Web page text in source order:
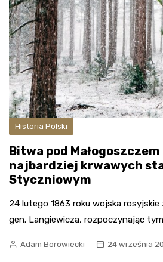
Historia Polski
Bitwa pod Małogoszczem
najbardziej krwawych
Styczniowym
24 lutego 1863 roku wojska rosyjskie
gen. Langiewicza, rozpoczynając
Adam Borowiecki 24 września